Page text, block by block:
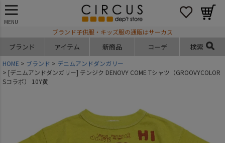
MENU
ブランド子供服・キッズ服の通販はサーカス
ブランド アイテム 新商品 コーデ 検索
HOME ブランド
デニムアンドダンガリー
[デニムアンドダンガリー] テンジク DENOVY COME Tシャツ（GROOVYCOLOR
Sコラボ） 10Y黄